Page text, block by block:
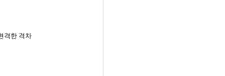
격한 격차